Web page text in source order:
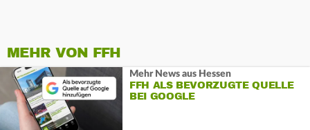
MEHR VON FFH
Mehr News aus Hessen
FFH ALS BEVORZUGTE QUELLE
BEI GOOGLE